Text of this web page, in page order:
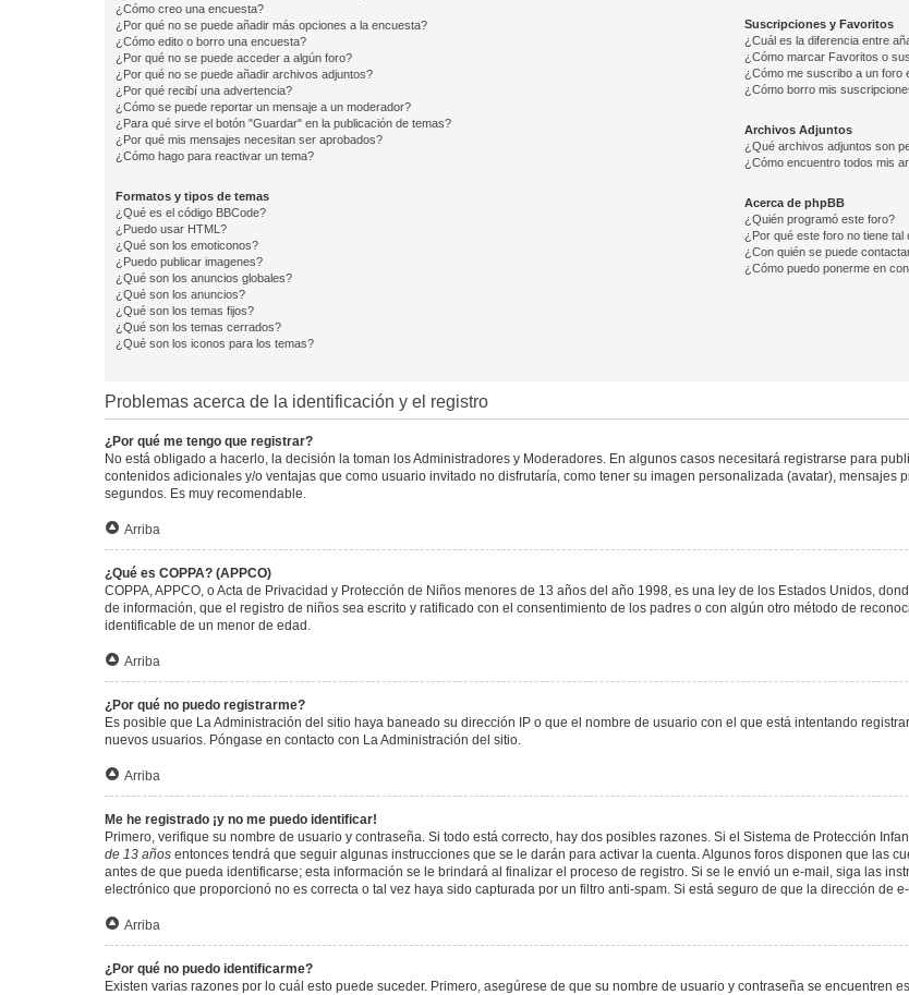
¿Cómo creo una encuesta?
¿Por qué no se puede añadir más opciones a la encuesta?
¿Cómo edito o borro una encuesta?
¿Por qué no se puede acceder a algún foro?
¿Por qué no se puede añadir archivos adjuntos?
¿Por qué recibí una advertencia?
¿Cómo se puede reportar un mensaje a un moderador?
¿Para qué sirve el botón "Guardar" en la publicación de temas?
¿Por qué mis mensajes necesitan ser aprobados?
¿Cómo hago para reactivar un tema?
Formatos y tipos de temas
¿Qué es el código BBCode?
¿Puedo usar HTML?
¿Qué son los emoticonos?
¿Puedo publicar imagenes?
¿Qué son los anuncios globales?
¿Qué son los anuncios?
¿Qué son los temas fijos?
¿Qué son los temas cerrados?
¿Qué son los iconos para los temas?
Suscripciones y Favoritos
¿Cuál es la diferencia entre
¿Cómo marcar Favoritos o
¿Cómo me suscribo a un foro
¿Cómo borro mis
Archivos Adjuntos
¿Qué archivos adjuntos son
¿Cómo encuentro todos mis
Acerca de phpBB
¿Quién programó este foro?
¿Por qué este foro no tiene tal
¿Con quién se puede
¿Cómo puedo ponerme en
Problemas acerca de la identificación y el registro
¿Por qué me tengo que registrar?
No está obligado a hacerlo, la decisión la toman los Administradores y Moderadores. En algunos casos necesitará registrarse para
contenidos adicionales y/o ventajas que como usuario invitado no disfrutaría, como tener su imagen personalizada (avatar), mensajes
segundos. Es muy recomendable.
Arriba
¿Qué es COPPA? (APPCO)
COPPA, APPCO, o Acta de Privacidad y Protección de Niños menores de 13 años del año 1998, es una ley de los Estados Unidos,
de información, que el registro de niños sea escrito y ratificado con el consentimiento de los padres o con algún otro método de
identificable de un menor de edad.
Arriba
¿Por qué no puedo registrarme?
Es posible que La Administración del sitio haya baneado su dirección IP o que el nombre de usuario con el que está intentando
nuevos usuarios. Póngase en contacto con La Administración del sitio.
Arriba
Me he registrado ¡y no me puedo identificar!
Primero, verifique su nombre de usuario y contraseña. Si todo está correcto, hay dos posibles razones. Si el Sistema de Protección
de 13 años entonces tendrá que seguir algunas instrucciones que se le darán para activar la cuenta. Algunos foros disponen que las
antes de que pueda identificarse; esta información se le brindará al finalizar el proceso de registro. Si se le envió un e-mail, siga las
electrónico que proporcionó no es correcta o tal vez haya sido capturada por un filtro anti-spam. Si está seguro de que la dirección de
Arriba
¿Por qué no puedo identificarme?
Existen varias razones por lo cuál esto puede suceder. Primero, asegúrese de que su nombre de usuario y contraseña se encuentren